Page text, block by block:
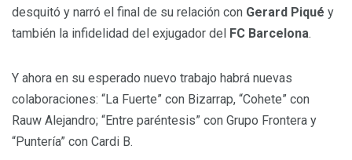
desquitó y narró el final de su relación con Gerard Piqué y
también la infidelidad del exjugador del
FC Barcelona.
Y ahora en su esperado nuevo trabajo habrá nuevas
colaboraciones: “La Fuerte” con Bizarrap, “Cohete” con
Rauw Alejandro; “Entre paréntesis” con Grupo Frontera y
“Puntería” con Cardi B.